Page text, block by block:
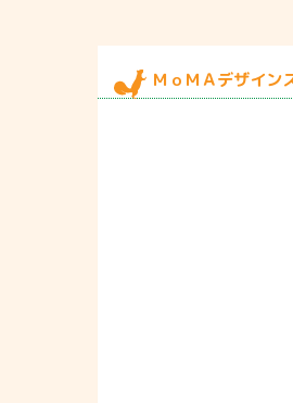
ＭｏＭＡデザイン